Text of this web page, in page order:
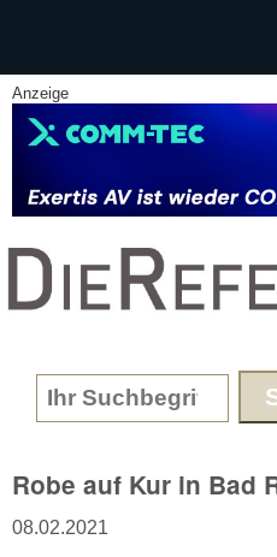
Anzeige
Search form
Robe auf Kur in Bad
08.02.2021